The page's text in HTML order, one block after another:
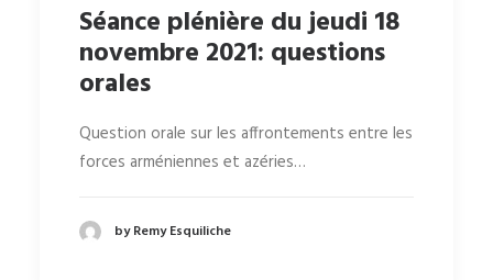
Séance plénière du jeudi 18
novembre 2021: questions
orales
Question orale sur les affrontements entre les
forces arméniennes et azéries…
by Remy Esquiliche